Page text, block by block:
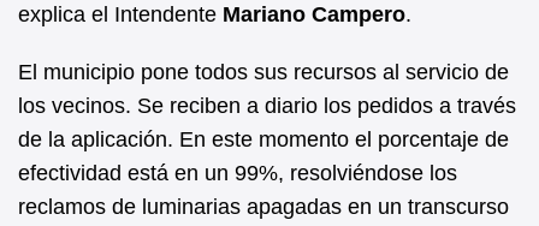
explica el Intendente Mariano Campero.
El municipio pone todos sus recursos al servicio de
los vecinos. Se reciben a diario los pedidos a través
de la aplicación. En este momento el porcentaje de
efectividad está en un 99%, resolviéndose los
reclamos de luminarias apagadas en un transcurso